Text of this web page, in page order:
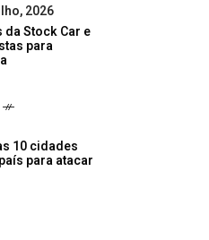
2026
da Stock Car e
para
10 cidades
para atacar